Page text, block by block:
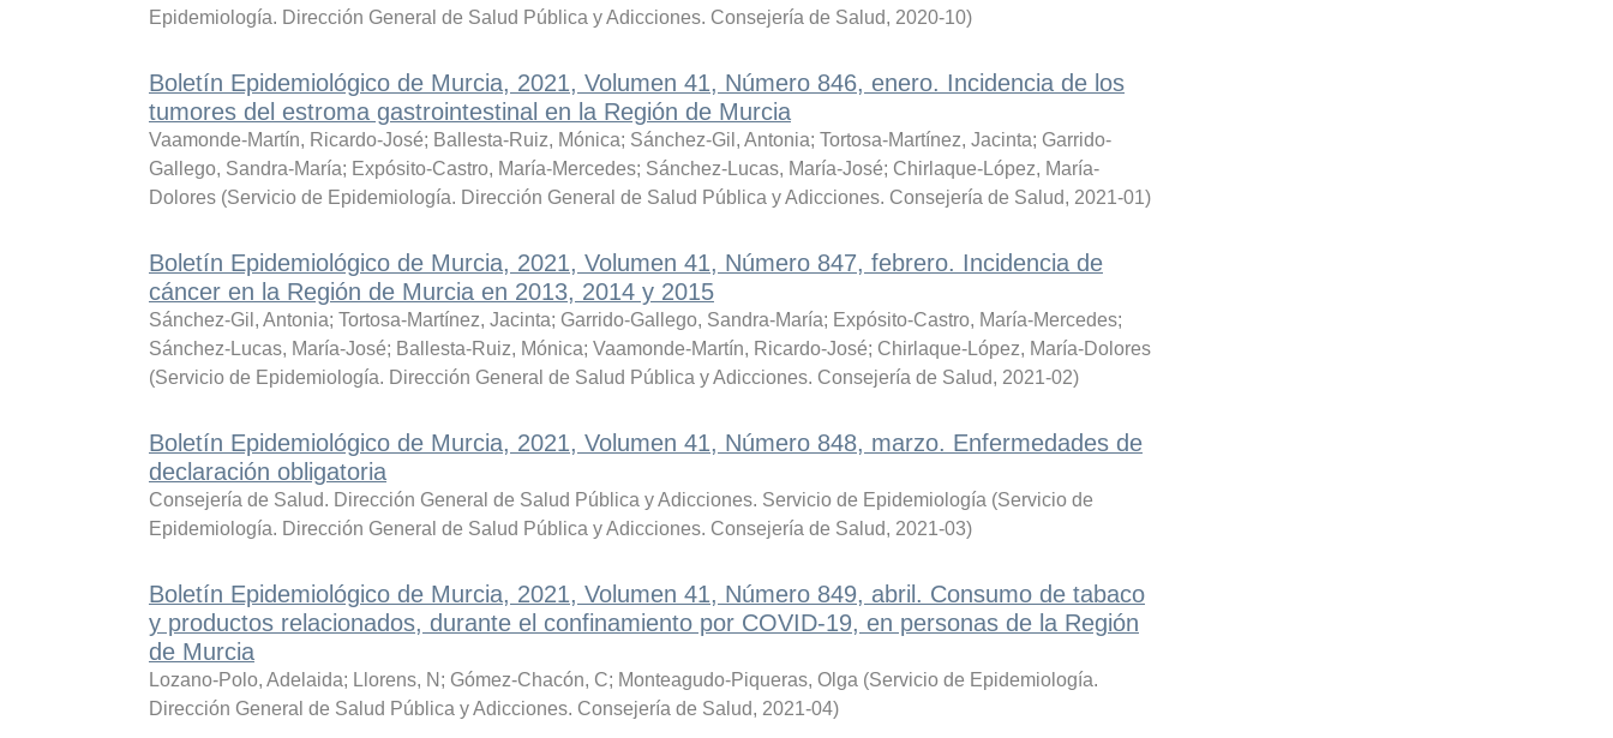
Epidemiología. Dirección General de Salud Pública y Adicciones. Consejería de Salud, 2020-10)
Boletín Epidemiológico de Murcia, 2021, Volumen 41, Número 846, enero. Incidencia de los
tumores del estroma gastrointestinal en la Región de Murcia
Vaamonde-Martín, Ricardo-José; Ballesta-Ruiz, Mónica; Sánchez-Gil, Antonia; Tortosa-Martínez, Jacinta; Garrido-
Gallego, Sandra-María; Expósito-Castro, María-Mercedes; Sánchez-Lucas, María-José; Chirlaque-López, María-
Dolores (Servicio de Epidemiología. Dirección General de Salud Pública y Adicciones. Consejería de Salud, 2021-01)
Boletín Epidemiológico de Murcia, 2021, Volumen 41, Número 847, febrero. Incidencia de
cáncer en la Región de Murcia en 2013, 2014 y 2015
Sánchez-Gil, Antonia; Tortosa-Martínez, Jacinta; Garrido-Gallego, Sandra-María; Expósito-Castro, María-Mercedes;
Sánchez-Lucas, María-José; Ballesta-Ruiz, Mónica; Vaamonde-Martín, Ricardo-José; Chirlaque-López, María-Dolores
(Servicio de Epidemiología. Dirección General de Salud Pública y Adicciones. Consejería de Salud, 2021-02)
Boletín Epidemiológico de Murcia, 2021, Volumen 41, Número 848, marzo. Enfermedades de
declaración obligatoria
Consejería de Salud. Dirección General de Salud Pública y Adicciones. Servicio de Epidemiología (Servicio de
Epidemiología. Dirección General de Salud Pública y Adicciones. Consejería de Salud, 2021-03)
Boletín Epidemiológico de Murcia, 2021, Volumen 41, Número 849, abril. Consumo de tabaco
y productos relacionados, durante el confinamiento por COVID-19, en personas de la Región
de Murcia
Lozano-Polo, Adelaida; Llorens, N ; Gómez-Chacón, C; Monteagudo-Piqueras, Olga (Servicio de Epidemiología.
Dirección General de Salud Pública y Adicciones. Consejería de Salud, 2021-04)